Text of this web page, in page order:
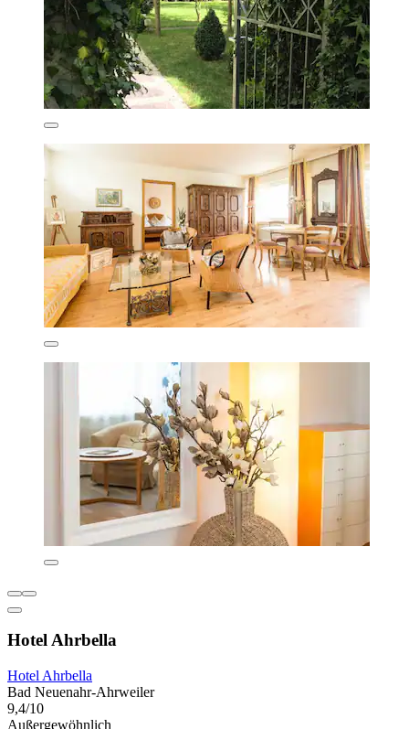
Hotel Ahrbella
Hotel Ahrbella
Bad Neuenahr-Ahrweiler
9,4/10
Außergewöhnlich